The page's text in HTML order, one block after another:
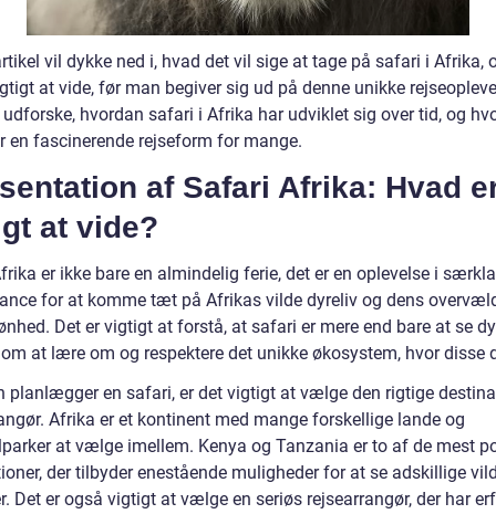
vil dykke ned i, hvad det vil sige at tage på safari i Afrika,
at vide, før man begiver sig ud på denne unikke
hvordan safari i Afrika har udviklet sig over tid, og
en fascinerende rejseform for mange.
af Safari Afrika: Hvad
at vide?
er ikke bare en almindelig ferie, det er en oplevelse i
for at komme tæt på Afrikas vilde dyreliv og dens
Det er vigtigt at forstå, at safari er mere end bare at se
at lære om og respektere det unikke økosystem, hvor disse
planlægger en safari, er det vigtigt at vælge den rigtige
Afrika er et kontinent med mange forskellige lande og
at vælge imellem. Kenya og Tanzania er to af de mest
der tilbyder enestående muligheder for at se adskillige
Det er også vigtigt at vælge en seriøs rejsearrangør, der har